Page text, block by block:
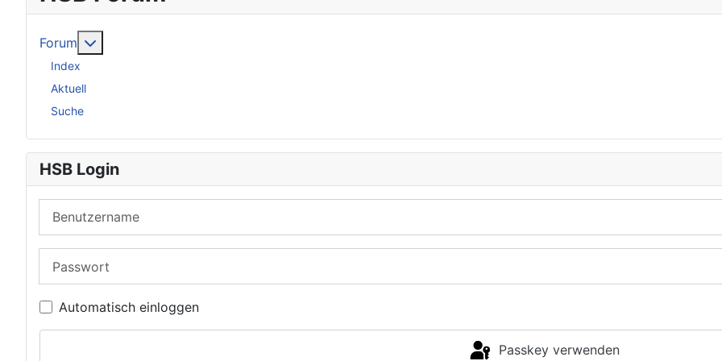
Forum
Index
Aktuell
Suche
HSB Login
Automatisch einloggen
Passkey verwenden